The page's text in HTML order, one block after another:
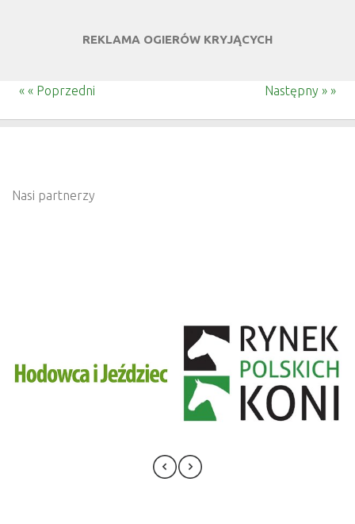
REKLAMA OGIERÓW KRYJĄCYCH
« « Poprzedni Następny » »
Nasi partnerzy